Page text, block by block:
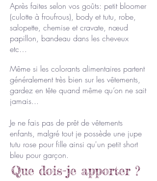
Après faites selon vos goûts: petit bloomer
(culotte à froufrous), body et tutu, robe,
salopette, chemise et cravate, nœud
papillon, bandeau dans les cheveux
etc…
Même si les colorants alimentaires partent
généralement très bien sur les vêtements,
gardez en tête quand même qu’on ne sait
jamais...
Je ne fais pas de prêt de vêtements
enfants, malgré tout je possède une jupe
tutu rose pour fille ainsi qu'un petit short
bleu pour garçon.
Que dois-je apporter ?